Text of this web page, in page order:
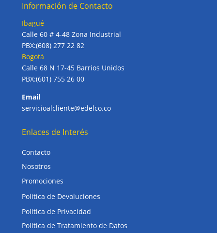
Información de Contacto
Ibagué
Calle 60 # 4-48 Zona Industrial
PBX:(608) 277 22 82
Bogotá
Calle 68 N 17-45 Barrios Unidos
PBX:(601) 755 26 00
Email
servicioalcliente@edelco.co
Enlaces de Interés
Contacto
Nosotros
Promociones
Politica de Devoluciones
Politica de Privacidad
Politica de Tratamiento de Datos